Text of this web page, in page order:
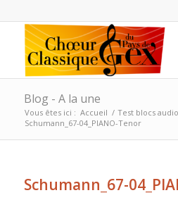
Blog - A la une
Vous êtes ici : Accueil / Test blocs audio
Schumann_67-04_PIANO-Tenor
Schumann_67-